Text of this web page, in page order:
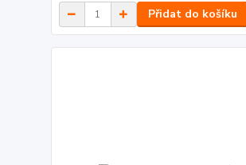
Přidat do košíku